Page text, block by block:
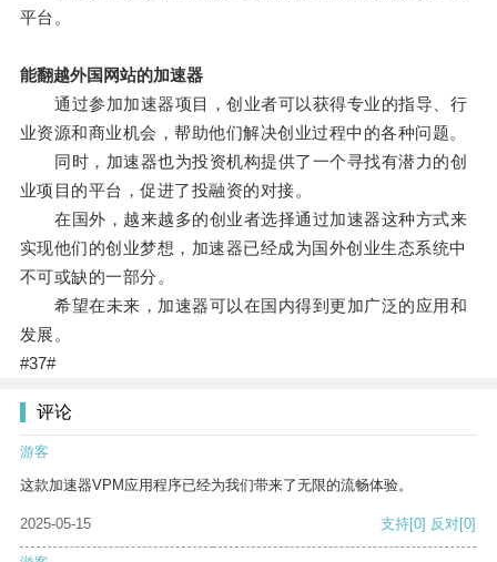
平台。
能翻越外国网站的加速器
通过参加加速器项目，创业者可以获得专业的指导、行
业资源和商业机会，帮助他们解决创业过程中的各种问题。
同时，加速器也为投资机构提供了一个寻找有潜力的创
业项目的平台，促进了投融资的对接。
在国外，越来越多的创业者选择通过加速器这种方式来
实现他们的创业梦想，加速器已经成为国外创业生态系统中
不可或缺的一部分。
希望在未来，加速器可以在国内得到更加广泛的应用和
发展。
#37#
评论
游客
这款加速器VPM应用程序已经为我们带来了无限的流畅体验。
2025-05-15 支持[0] 反对[0]